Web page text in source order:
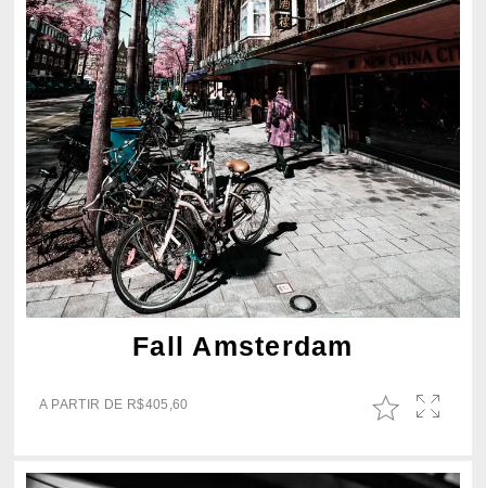
Fall Amsterdam
A PARTIR DE R$405,60